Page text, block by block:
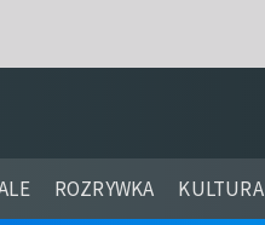
ROZRYWKA KULTURA